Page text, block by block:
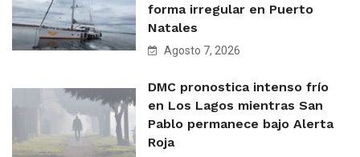
forma irregular en Puerto
Natales
Agosto 7, 2026
DMC pronostica intenso frío
en Los Lagos mientras San
Pablo permanece bajo Alerta
Roja